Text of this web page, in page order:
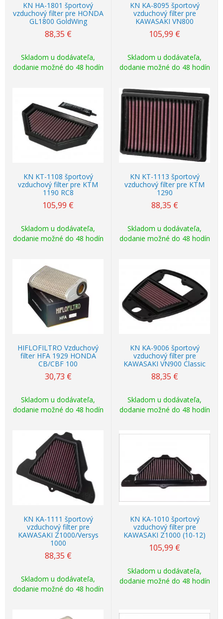
KN HA-1801 športový
vzduchový filter pre HONDA
GL1800 GoldWing
88,35 €
Skladom u dodávateľa,
dodanie možné do 48 hodín
KN KA-8095 športový
vzduchový filter pre
KAWASAKI VN800
105,99 €
Skladom u dodávateľa,
dodanie možné do 48 hodín
KN KT-1108 športový
vzduchový filter pre KTM
1190 RC8
105,99 €
Skladom u dodávateľa,
dodanie možné do 48 hodín
KN KT-1113 športový
vzduchový filter pre KTM
1290
88,35 €
Skladom u dodávateľa,
dodanie možné do 48 hodín
HIFLOFILTRO Vzduchový
filter HFA 1929 HONDA
CB/CBF 100
30,73 €
Skladom u dodávateľa,
dodanie možné do 48 hodín
KN KA-9006 športový
vzduchový filter pre
KAWASAKI VN900 Classic
88,35 €
Skladom u dodávateľa,
dodanie možné do 48 hodín
KN KA-1111 športový
vzduchový filter pre
KAWASAKI Z1000/Versys
1000
88,35 €
Skladom u dodávateľa,
dodanie možné do 48 hodín
KN KA-1010 športový
vzduchový filter pre
KAWASAKI Z1000 (10-12)
105,99 €
Skladom u dodávateľa,
dodanie možné do 48 hodín